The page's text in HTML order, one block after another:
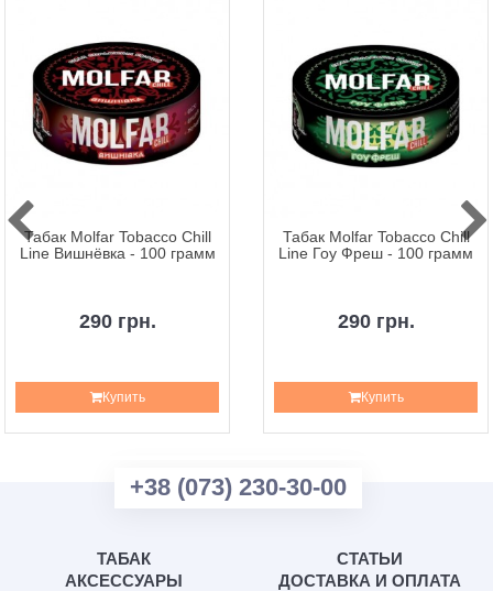
Табак Molfar Tobacco Chill
Line Вишнёвка - 100 грамм
290 грн.
Купить
Табак Molfar Tobacco Chill
Line Гоу Фреш - 100 грамм
290 грн.
Купить
+38 (073) 230-30-00
ТАБАК
АКСЕССУАРЫ
СТАТЬИ
ДОСТАВКА И ОПЛАТА